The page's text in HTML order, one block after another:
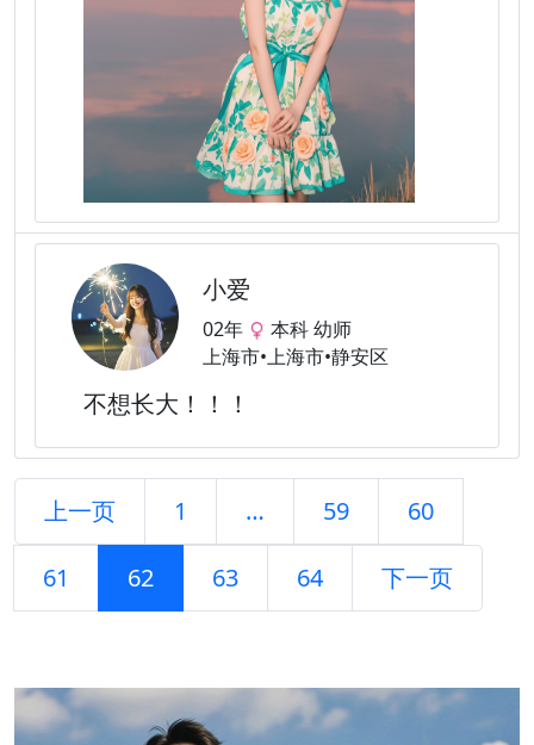
小爱
02年
本科 幼师
上海市•上海市•静安区
不想长大！！！
上一页 1 … 59 60
61 62 63 64 下一页